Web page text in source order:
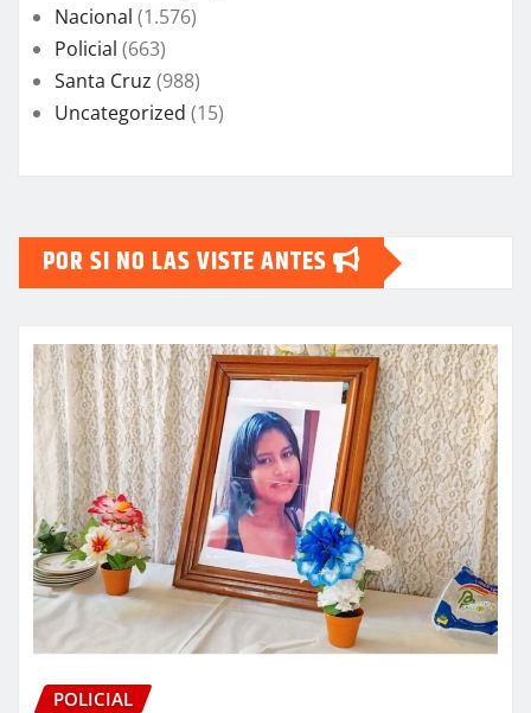
Nacional (1.576)
Policial (663)
Santa Cruz (988)
Uncategorized (15)
POR SI NO LAS VISTE ANTES
POLICIAL